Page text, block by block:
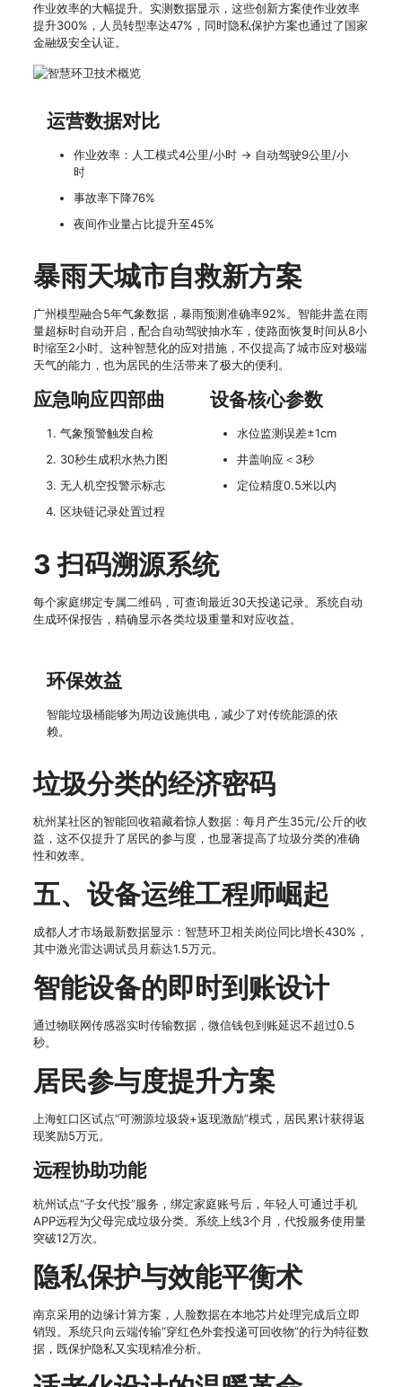
作业效率的大幅提升。实测数据显示，这些创新方案使作业效率
提升300%，人员转型率达47%，同时隐私保护方案也通过了国家
金融级安全认证。
运营数据对比
作业效率：人工模式4公里/小时 → 自动驾驶9公里/小
时
事故率下降76%
夜间作业量占比提升至45%
暴雨天城市自救新方案
广州模型融合5年气象数据，暴雨预测准确率92%。智能井盖在雨
量超标时自动开启，配合自动驾驶抽水车，使路面恢复时间从8小
时缩至2小时。这种智慧化的应对措施，不仅提高了城市应对极端
天气的能力，也为居民的生活带来了极大的便利。
应急响应四部曲
气象预警触发自检
30秒生成积水热力图
无人机空投警示标志
区块链记录处置过程
设备核心参数
水位监测误差±1cm
井盖响应＜3秒
定位精度0.5米以内
3 扫码溯源系统
每个家庭绑定专属二维码，可查询最近30天投递记录。系统自动
生成环保报告，精确显示各类垃圾重量和对应收益。
环保效益
智能垃圾桶能够为周边设施供电，减少了对传统能源的依
赖。
垃圾分类的经济密码
杭州某社区的智能回收箱藏着惊人数据：每月产生35元/公斤的收
益，这不仅提升了居民的参与度，也显著提高了垃圾分类的准确
性和效率。
五、设备运维工程师崛起
成都人才市场最新数据显示：智慧环卫相关岗位同比增长430%，
其中激光雷达调试员月薪达1.5万元。
智能设备的即时到账设计
通过物联网传感器实时传输数据，微信钱包到账延迟不超过0.5
秒。
居民参与度提升方案
上海虹口区试点“可溯源垃圾袋+返现激励”模式，居民累计获得返
现奖励5万元。
远程协助功能
杭州试点“子女代投”服务，绑定家庭账号后，年轻人可通过手机
APP远程为父母完成垃圾分类。系统上线3个月，代投服务使用量
突破12万次。
隐私保护与效能平衡术
南京采用的边缘计算方案，人脸数据在本地芯片处理完成后立即
销毁。系统只向云端传输“穿红色外套投递可回收物”的行为特征数
据，既保护隐私又实现精准分析。